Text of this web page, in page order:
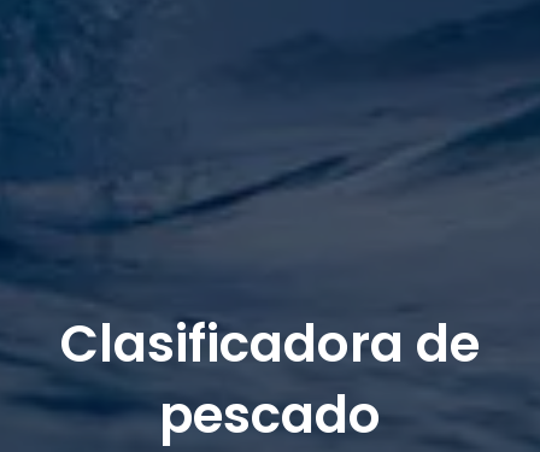
Clasificadora de
pescado